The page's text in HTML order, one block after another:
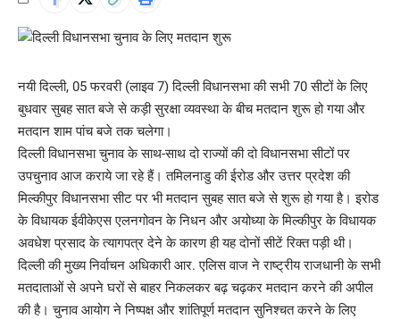
नयी दिल्ली, 05 फरवरी (लाइव 7) दिल्ली विधानसभा की सभी 70 सीटों के लिए
बुधवार सुबह सात बजे से कड़ी सुरक्षा व्यवस्था के बीच मतदान शुरू हो गया और
मतदान शाम पांच बजे तक चलेगा।
दिल्ली विधानसभा चुनाव के साथ-साथ दो राज्यों की दो विधानसभा सीटों पर
उपचुनाव आज कराये जा रहे हैं। तमिलनाडु की ईरोड और उत्तर प्रदेश की
मिल्कीपुर विधानसभा सीट पर भी मतदान सुबह सात बजे से शुरू हो गया है। इरोड
के विधायक ईवीकेएस एलनगोवन के निधन और अयोध्या के मिल्कीपुर के विधायक
अवधेश प्रसाद के त्यागपत्र देने के कारण ही यह दोनों सीटें रिक्त पड़ी थी।
दिल्ली की मुख्य निर्वाचन अधिकारी आर. एलिस वाज ने राष्ट्रीय राजधानी के सभी
मतदाताओं से अपने घरों से बाहर निकलकर बढ़ चढ़कर मतदान करने की अपील
की है। चुनाव आयोग ने निष्पक्ष और शांतिपूर्ण मतदान सुनिश्चत करने के लिए